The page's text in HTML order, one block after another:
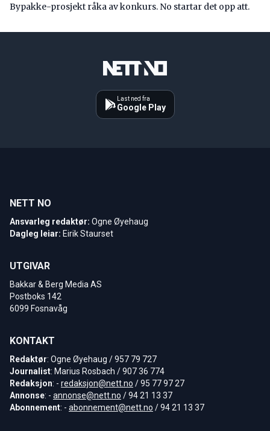
Bypakke-prosjekt råka av konkurs. No startar det opp att.
Last ned fra
Google Play
NETT NO
Ansvarleg redaktør: Ogne Øyehaug
Dagleg leiar: Eirik Staurset
UTGIVAR
Bakkar & Berg Media AS
Postboks 142
6099 Fosnavåg
KONTAKT
Redaktør: Ogne Øyehaug / 957 79 727
Journalist: Marius Rosbach / 907 36 774
Redaksjon: - redaksjon@nett.no / 95 77 97 27
Annonse: - annonse@nett.no / 94 21 13 37
Abonnement: - abonnement@nett.no / 94 21 13 37